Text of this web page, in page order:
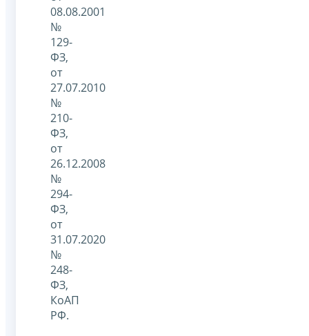
08.08.2001
№
129-
ФЗ,
от
27.07.2010
№
210-
ФЗ,
от
26.12.2008
№
294-
ФЗ,
от
31.07.2020
№
248-
ФЗ,
КоАП
РФ.